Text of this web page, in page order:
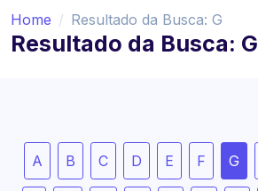
Home Resultado da Busca: G
Resultado da Busca: G
A B C D E F G